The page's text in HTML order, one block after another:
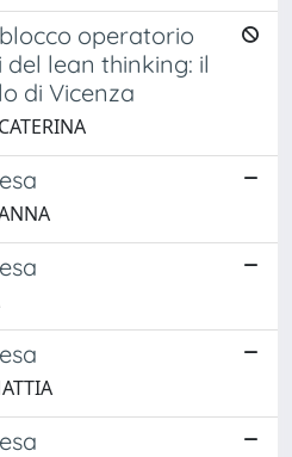
operatorio
lean thinking: il
di Vicenza